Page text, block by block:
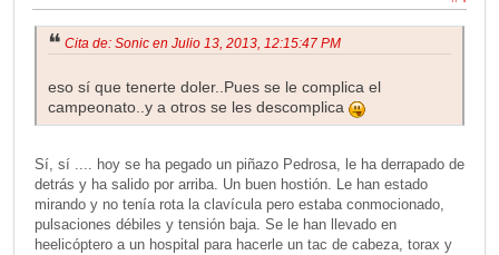
Cita de: Sonic en Julio 13, 2013, 12:15:47 PM
eso sí que tenerte doler..Pues se le complica el
campeonato..y a otros se les descomplica
Sí, sí .... hoy se ha pegado un piñazo Pedrosa, le ha derrapado de
detrás y ha salido por arriba. Un buen hostión. Le han estado
mirando y no tenía rota la clavícula pero estaba conmocionado,
pulsaciones débiles y tensión baja. Se le han llevado en
heelicóptero a un hospital para hacerle un tac de cabeza, torax y